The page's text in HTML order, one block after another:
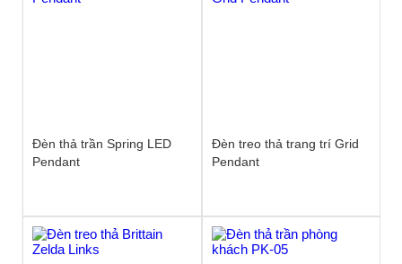
Đèn thả trần Spring LED
Pendant
Đèn treo thả trang trí Grid
Pendant